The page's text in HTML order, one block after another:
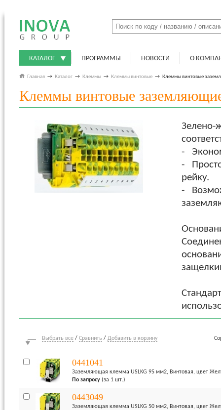
КАТАЛОГ ПРОГРАММЫ НОВОСТИ О
Главная → Каталог → Клеммы → Клеммы винтовые → Клеммы винтовые
Клеммы винтовые
Зелено-
-
-
рейку.
-
Выбрать все / Сравнить / Добавить в корзину
0441041
Заземляющая клемма USLKG 95 мм2, Винтовая, цвет
По запросу (за 1 шт.)
0443049
Заземляющая клемма USLKG 50 мм2, Винтовая, цвет